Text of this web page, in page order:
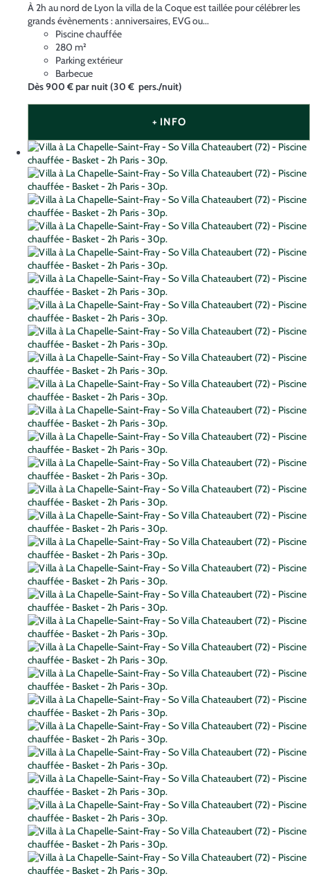
À 2h au nord de Lyon la villa de la Coque est taillée pour célébrer les
grands évènements : anniversaires, EVG ou...
Piscine chauffée
280 m²
Parking extérieur
Barbecue
Dès900 €par nuit(30 € pers./nuit)
+ INFO